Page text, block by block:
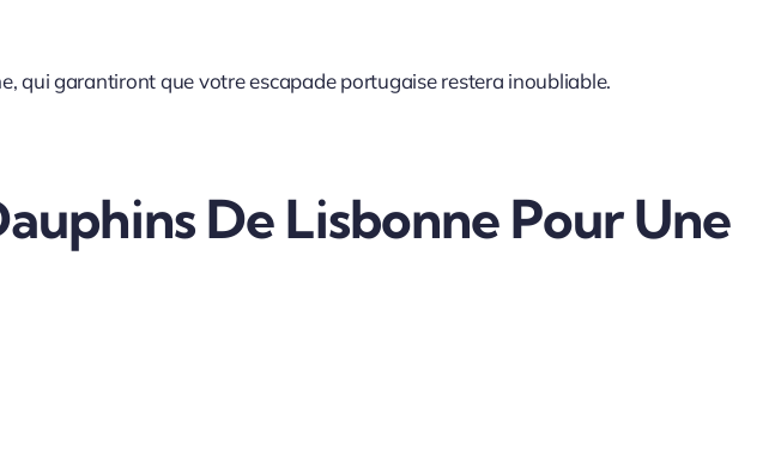
qui garantiront que votre escapade portugaise restera inoubliable.
De Lisbonne Pour Une